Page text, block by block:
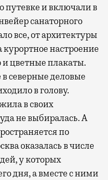
путевке и включали в
санаторного
все, от архитектуры
курортное настроение
цветные плакаты.
северные деловые
в голову.
в своих
не выбиралась. А
по
оказалась в числе
у которых
дня, а вместе с ними